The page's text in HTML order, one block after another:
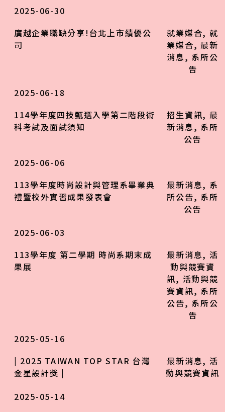
2025-06-30
廣越企業職缺分享!台北上市績優公
司
就業媒合, 就
業媒合,最新
消息, 系所公
告
2025-06-18
114學年度四技甄選入學第二階段術
科考試及面試須知
招生資訊, 最
新消息, 系所
公告
2025-06-06
113學年度時尚設計與管理系畢業典
禮暨校外實習成果發表會
最新消息, 系
所公告, 系所
公告
2025-06-03
113學年度 第二學期 時尚系期末成
果展
最新消息, 活
動與競賽資
訊, 活動與競
賽資訊, 系所
公告, 系所公
告
2025-05-16
| 2025 TAIWAN TOP STAR 台灣
金星設計獎 |
最新消息, 活
動與競賽資訊
2025-05-14